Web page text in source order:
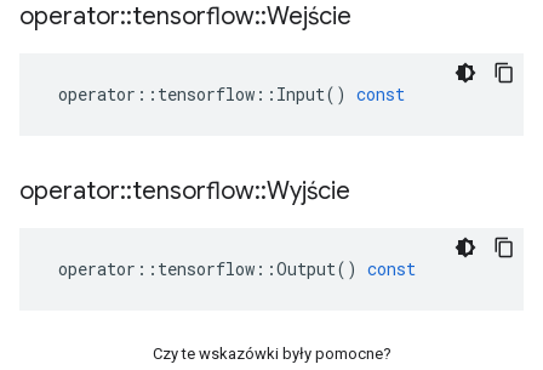
operator::tensorflow::Wejście
operator :: tensorflow :: Input() const
operator::tensorflow::Wyjście
operator :: tensorflow ::Output() const
Czy te wskazówki były pomocne?